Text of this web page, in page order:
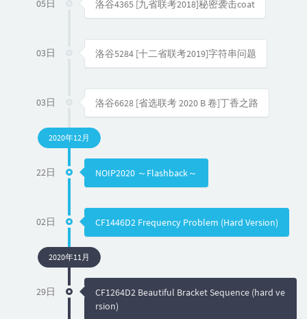
05日 洛谷4365 [九省联考2018]秘密袭击coat
03日 洛谷5284 [十二省联考2019]字符串问题
03日 洛谷6628 [省选联考 2020 B 卷]丁香之路
2020年12月
22日 NOIP2020 ～Flashback～
02日 CF1446D2 Frequency Problem (Hard Version)
2020年11月
29日
CF1264D2 Beautiful Bracket Sequence (hard ve
rsion)